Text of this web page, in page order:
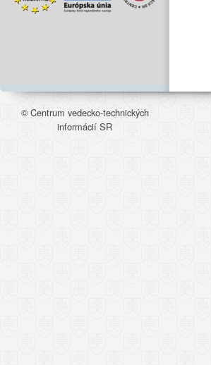
© Centrum vedecko-technických
informácií SR